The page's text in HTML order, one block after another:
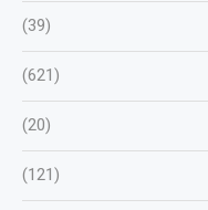
(39)
(621)
(20)
(121)